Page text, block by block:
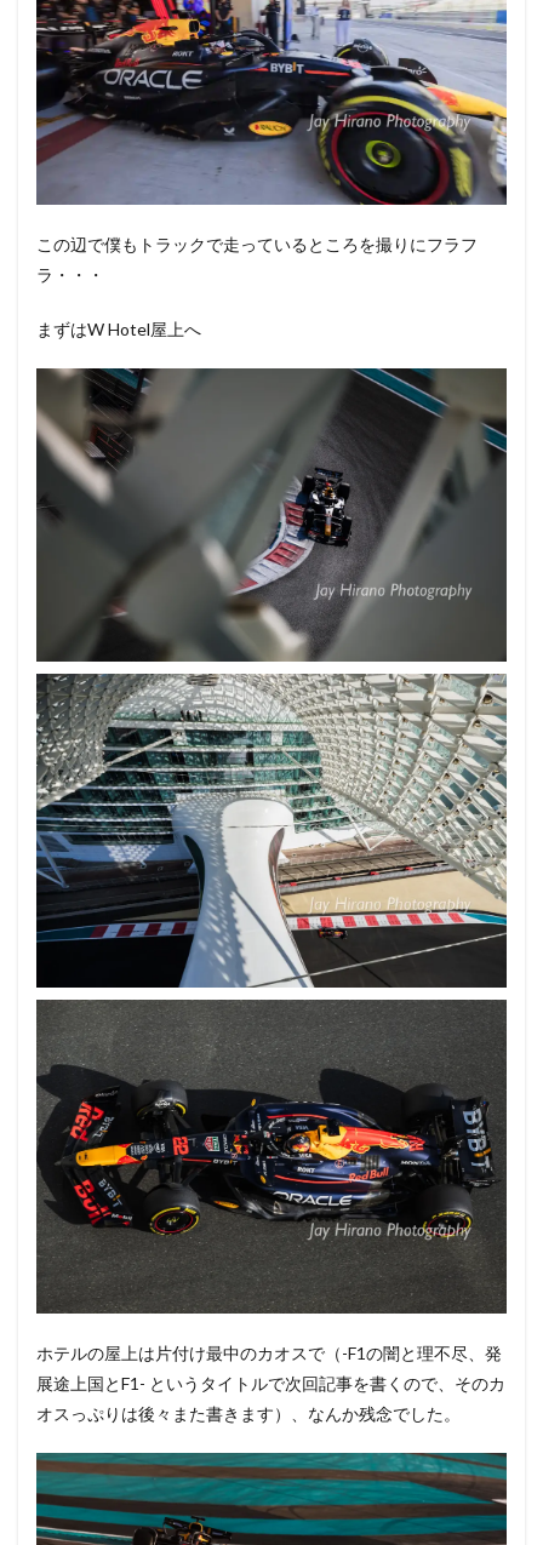
この辺で僕もトラックで走っているところを撮りにフラフ
ラ・・・
まずはW Hotel屋上へ
ホテルの屋上は片付け最中のカオスで（-F1の闇と理不尽、発
展途上国とF1- というタイトルで次回記事を書くので、そのカ
オスっぷりは後々また書きます）、なんか残念でした。